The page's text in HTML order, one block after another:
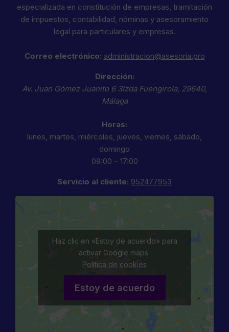
especializada en constitución de empresas, tramitación
de impuestos, contabilidad, nóminas y asesoramiento
legal para particulares y empresas.
Correo electrónico: administracion@asesoria.pro
Dirección:
Av. Juan Gómez Juanito 6 3Izda Fuengirola, 29640,
Málaga
Horas:
lunes, martes, miércoles, jueves, viernes, sábado,
domingo
09:00 – 17:00
Servicio al cliente: 952477953
Haz clic en «Estoy de acuerdo» para
activar Google maps
Política de cookies
Estoy de acuerdo